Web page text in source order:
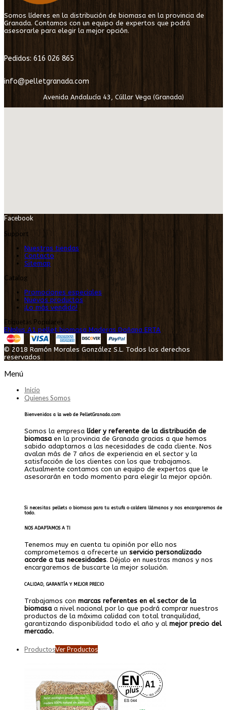
Somos líderes en la distribución de biomasa en la provincia de
Granada. Contamos con un equipo de expertos que podrá
asesorarle para elegir la mejor opción.
Pedidos: 616 026 865
info@pelletgranada.com
Avenida Andalucía 43, Cúllar Vega (Granada)
Facebook
Support
Nuestras tiendas
Contacto
Sitemap
Catalog
Promociones especiales
Nuevos productos
¡Lo más vendido!
Etiquetas Populares
ENplus A1 pellet biomasa Maderas Doñana ERTA
© 2018 Ramón Morales González S.L. Todos los derechos
reservados
Menú
Inicio
Quienes Somos
Bienvenidos a la web de PelletGranada.com
Somos la empresa líder y referente de la distribución de
biomasaen la provincia de Granada gracias a que hemos
sabido adaptarnos a las necesidades de cada cliente. Nos
avalan más de 7 años de experiencia en el sector y la
satisfacción de los clientes con los que trabajamos.
Actualmente contamos con un equipo de expertos que le
asesorarán en todo momento para elegir la mejor opción.
Si necesitas pellets o biomasa para tu estufa o caldera llámanos y nos encargaremos de
todo.
NOS ADAPTAMOS A TI
Tenemos muy en cuenta tu opinión por ello nos
comprometemos a ofrecerte un servicio personalizado
acorde a tus necesidades. Déjalo en nuestras manos y nos
encargaremos de buscarte la mejor solución.
CALIDAD, GARANTÍA Y MEJOR PRECIO
Trabajamos con marcas referentes en el sector de la
biomasaa nivel nacional por lo que podrá comprar nuestros
productos de la máxima calidad con total tranquilidad,
garantizando disponibilidad todo el año y al mejor precio del
mercado.
ProductosVer Productos